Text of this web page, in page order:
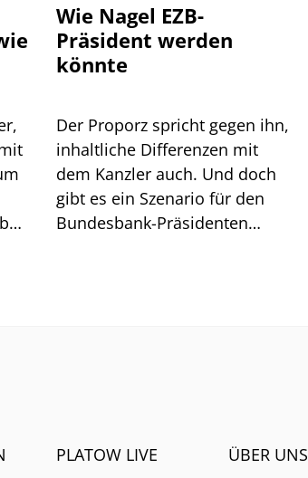
Wie Nagel EZB-
Präsident werden
könnte
Der Proporz spricht gegen ihn,
inhaltliche Differenzen mit
dem Kanzler auch. Und doch
gibt es ein Szenario für den
Bundesbank-Präsidenten
PLATOW LIVE ÜBER UNS